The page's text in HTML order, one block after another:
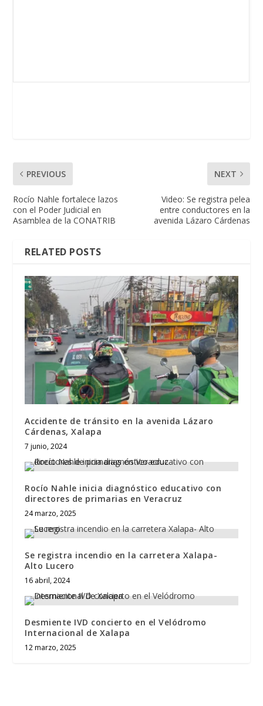
PREVIOUS
Rocío Nahle fortalece lazos
con el Poder Judicial en
Asamblea de la CONATRIB
NEXT
Video: Se registra pelea
entre conductores en la
avenida Lázaro Cárdenas
RELATED POSTS
Accidente de tránsito en la avenida Lázaro
Cárdenas, Xalapa
7 junio, 2024
Rocío Nahle inicia diagnóstico educativo con
directores de primarias en Veracruz
24 marzo, 2025
Se registra incendio en la carretera Xalapa-
Alto Lucero
16 abril, 2024
Desmiente IVD concierto en el Velódromo
Internacional de Xalapa
12 marzo, 2025